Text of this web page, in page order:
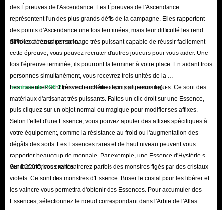
des Épreuves de l'Ascendance. Les Épreuves de l'Ascendance
représentent l'un des plus grands défis de la campagne. Elles rapportent
des points d'Ascendance une fois terminées, mais leur difficulté les rend
difficiles à réussir en solo.
Si vous créez un personnage très puissant capable de réussir facilement
cette épreuve, vous pouvez recruter d'autres joueurs pour vous aider. Une
fois l'épreuve terminée, ils pourront la terminer à votre place. En aidant trois
personnes simultanément, vous recevrez trois unités de la
monnaie de POE 2(environ un Orbe divin par personne).
Les Essences sont très recherchées depuis plusieurs ligues. Ce sont des
matériaux d'artisanat très puissants. Faites un clic droit sur une Essence,
puis cliquez sur un objet normal ou magique pour modifier ses affixes.
Selon l'effet d'une Essence, vous pouvez ajouter des affixes spécifiques à
votre équipement, comme la résistance au froid ou l'augmentation des
dégâts des sorts. Les Essences rares et de haut niveau peuvent vous
rapporter beaucoup de monnaie. Par exemple, une Essence d'Hystérie se
vend 200 Orbes exaltés.
Sur la carte, vous rencontrerez parfois des monstres figés par des cristaux
violets. Ce sont des monstres d'Essence. Briser le cristal pour les libérer et
les vaincre vous permettra d'obtenir des Essences. Pour accumuler des
Essences, sélectionnez le nœud correspondant dans l'Arbre de l'Atlas.